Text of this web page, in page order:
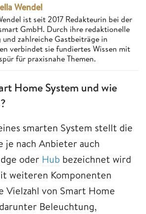
Wendel
ist seit 2017 Redakteurin bei der
GmbH. Durch ihre redaktionelle
und zahlreiche Gastbeiträge in
verbindet sie fundiertes Wissen mit
für praxisnahe Themen.
Home System und wie
smarten System stellt die
je nach Anbieter auch
oder Hub bezeichnet wird
weiteren Komponenten
Vielzahl von Smart Home
Beleuchtung,